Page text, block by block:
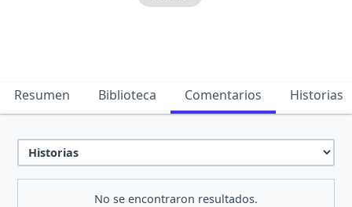
Resumen Biblioteca Comentarios Historias
No se encontraron resultados.